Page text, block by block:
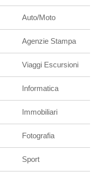
Auto/Moto
Agenzie Stampa
Viaggi Escursioni
Informatica
Immobiliari
Fotografia
Sport